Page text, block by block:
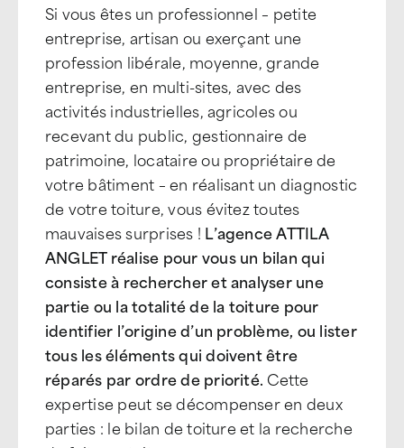
Si vous êtes un professionnel – petite
entreprise, artisan ou exerçant une
profession libérale, moyenne, grande
entreprise, en multi-sites, avec des
activités industrielles, agricoles ou
recevant du public, gestionnaire de
patrimoine, locataire ou propriétaire de
votre bâtiment – en réalisant un diagnostic
de votre toiture, vous évitez toutes
mauvaises surprises ! L’agence ATTILA
ANGLET réalise pour vous un bilan qui
consiste à rechercher et analyser une
partie ou la totalité de la toiture pour
identifier l’origine d’un problème, ou lister
tous les éléments qui doivent être
réparés par ordre de priorité.Cette
expertise peut se décompenser en deux
parties : le bilan de toiture et la recherche